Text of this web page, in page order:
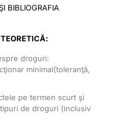
BIBLIOGRAFIA
droguri:
minimal(toleranţă,
pe termen scurt şi
de droguri (inclusiv